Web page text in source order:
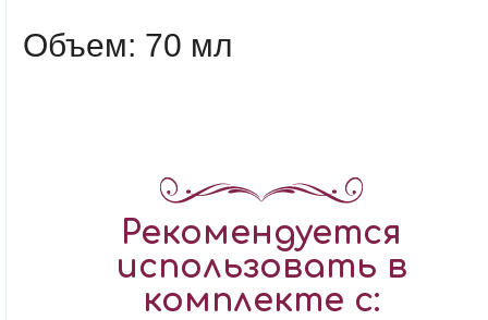
Объем: 70 мл
Рекомендуется
использовать в
комплекте с: